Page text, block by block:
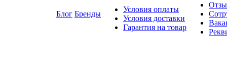
Блог Бренды
Условия оплаты
Условия доставки
Гарантия на товар